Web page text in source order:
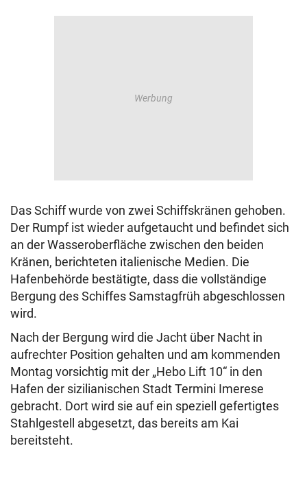
Das Schiff wurde von zwei Schiffskränen gehoben.
Der Rumpf ist wieder aufgetaucht und befindet sich
an der Wasseroberfläche zwischen den beiden
Kränen, berichteten italienische Medien. Die
Hafenbehörde bestätigte, dass die vollständige
Bergung des Schiffes Samstagfrüh abgeschlossen
wird.
Nach der Bergung wird die Jacht über Nacht in
aufrechter Position gehalten und am kommenden
Montag vorsichtig mit der „Hebo Lift 10“ in den
Hafen der sizilianischen Stadt Termini Imerese
gebracht. Dort wird sie auf ein speziell gefertigtes
Stahlgestell abgesetzt, das bereits am Kai
bereitsteht.